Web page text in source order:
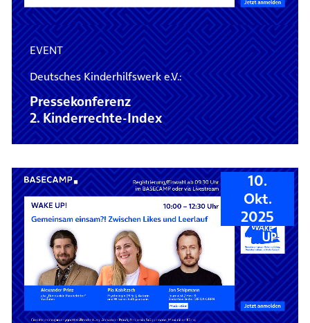
EVENT
Deutsches Kinderhilfswerk e.V.:
Pressekonferenz
2. Kinderrechte-Index
10.
Okt.
2025